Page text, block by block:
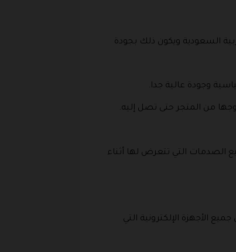
السعودية ويكون ذلك بجودة
وجودة عالية جدا.
من المتجر حتى تصل إليه.
لا تتأثر بجميع الصدمات التي تتعرض لها أثناء
الأجهزة الإلكترونية التي